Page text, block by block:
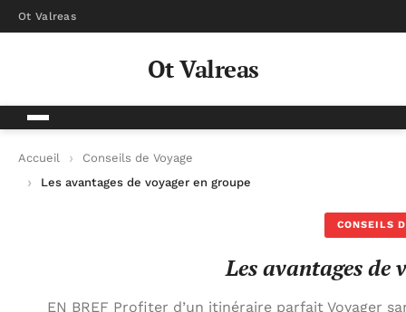
Ot Valreas
Ot Valreas
Accueil
Conseils de Voyage
Les avantages de voyager en groupe
CONSEILS
Les avantages de
EN BREF Profiter d’un itinéraire parfait Voyager